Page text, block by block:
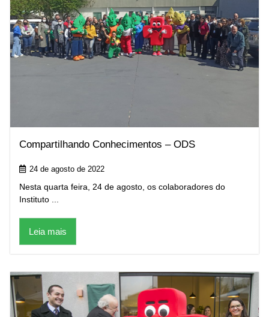
Compartilhando Conhecimentos – ODS
24 de agosto de 2022
Nesta quarta feira, 24 de agosto, os colaboradores do
Instituto ...
Leia mais